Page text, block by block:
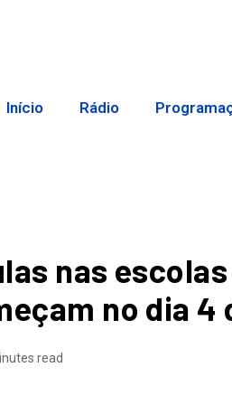
Início Rádio
nas
no dia 4
read